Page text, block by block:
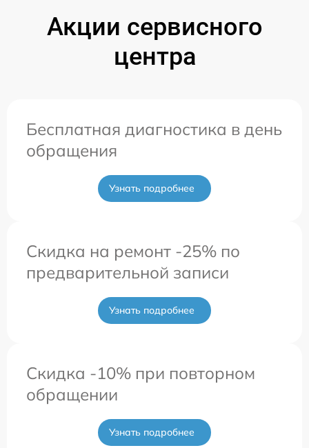
Акции сервисного
центра
Бесплатная диагностика в день
обращения
Узнать подробнее
Скидка на ремонт -25% по
предварительной записи
Узнать подробнее
Скидка -10% при повторном
обращении
Узнать подробнее